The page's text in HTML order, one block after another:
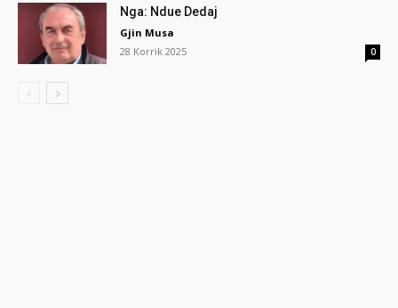
Nga: Ndue Dedaj
Gjin Musa
28 Korrik 2025
0